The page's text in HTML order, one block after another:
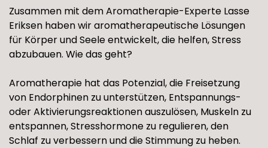
Zusammen mit dem Aromatherapie-Experte Lasse
Eriksen haben wir aromatherapeutische Lösungen
für Körper und Seele entwickelt, die helfen, Stress
abzubauen. Wie das geht?
Aromatherapie hat das Potenzial, die Freisetzung
von Endorphinen zu unterstützen, Entspannungs-
oder Aktivierungsreaktionen auszulösen, Muskeln zu
entspannen, Stresshormone zu regulieren, den
Schlaf zu verbessern und die Stimmung zu heben.